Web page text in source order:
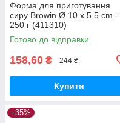
Форма для приготування
сиру Browin Ø 10 x 5,5 cm -
250 г (411310)
Готово до відправки
158,60 ₴ 244 ₴
Купити
–35%